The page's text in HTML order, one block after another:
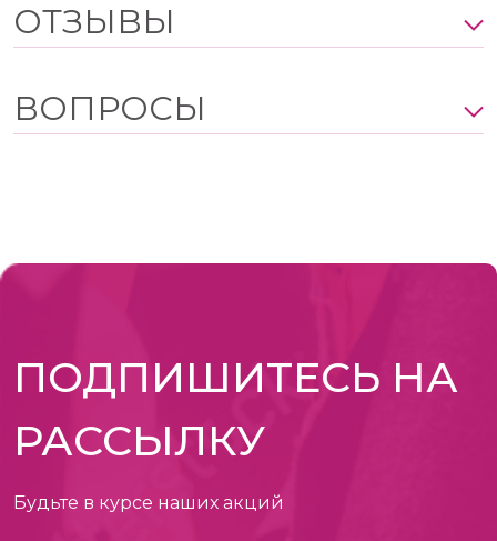
ОТЗЫВЫ
ВОПРОСЫ
ПОДПИШИТЕСЬ НА
РАССЫЛКУ
Будьте в курсе наших акций